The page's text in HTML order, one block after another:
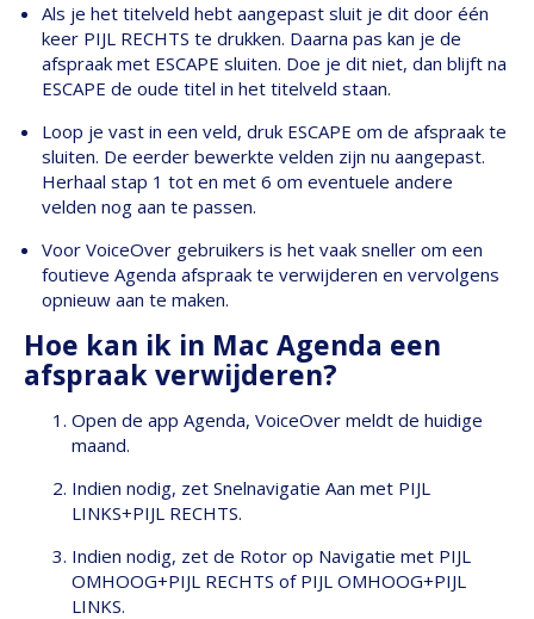
Als je het titelveld hebt aangepast sluit je dit door één
keer PIJL RECHTS te drukken. Daarna pas kan je de
afspraak met ESCAPE sluiten. Doe je dit niet, dan blijft na
ESCAPE de oude titel in het titelveld staan.
Loop je vast in een veld, druk ESCAPE om de afspraak te
sluiten. De eerder bewerkte velden zijn nu aangepast.
Herhaal stap 1 tot en met 6 om eventuele andere
velden nog aan te passen.
Voor VoiceOver gebruikers is het vaak sneller om een
foutieve Agenda afspraak te verwijderen en vervolgens
opnieuw aan te maken.
Hoe kan ik in Mac Agenda een
afspraak verwijderen?
Open de app Agenda, VoiceOver meldt de huidige
maand.
Indien nodig, zet Snelnavigatie Aan met PIJL
LINKS+PIJL RECHTS.
Indien nodig, zet de Rotor op Navigatie met PIJL
OMHOOG+PIJL RECHTS of PIJL OMHOOG+PIJL
LINKS.